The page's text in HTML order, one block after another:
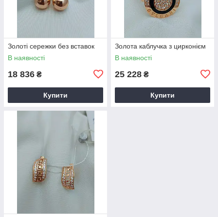
Золоті сережки без вставок
В наявності
18 836 ₴
Купити
Золота каблучка з цирконієм
В наявності
25 228 ₴
Купити